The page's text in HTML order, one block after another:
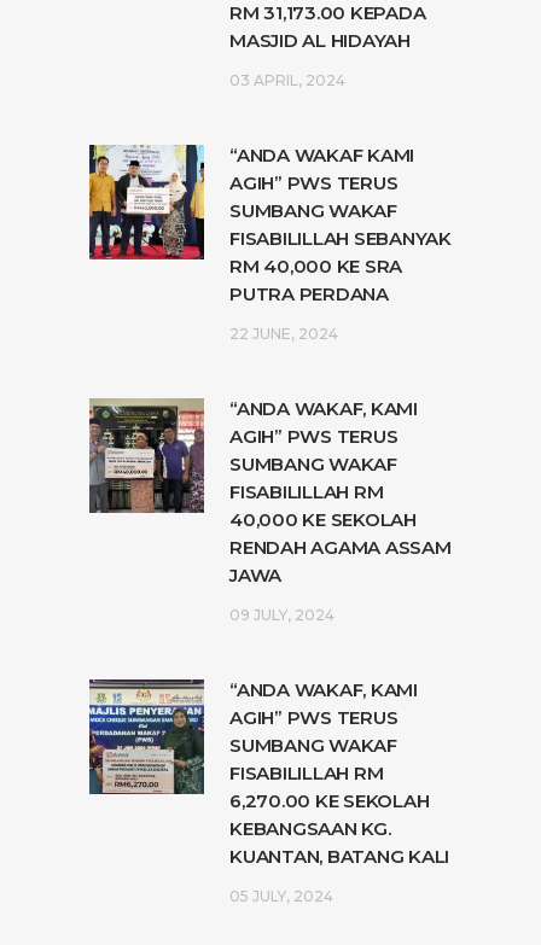
RM 31,173.00 KEPADA
MASJID AL HIDAYAH
03 APRIL, 2024
“ANDA WAKAF KAMI
AGIH” PWS TERUS
SUMBANG WAKAF
FISABILILLAH SEBANYAK
RM 40,000 KE SRA
PUTRA PERDANA
22 JUNE, 2024
“ANDA WAKAF, KAMI
AGIH” PWS TERUS
SUMBANG WAKAF
FISABILILLAH RM
40,000 KE SEKOLAH
RENDAH AGAMA ASSAM
JAWA
09 JULY, 2024
“ANDA WAKAF, KAMI
AGIH” PWS TERUS
SUMBANG WAKAF
FISABILILLAH RM
6,270.00 KE SEKOLAH
KEBANGSAAN KG.
KUANTAN, BATANG KALI
05 JULY, 2024